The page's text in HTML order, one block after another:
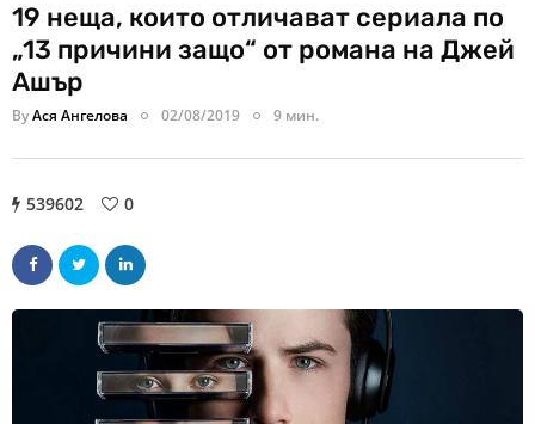
19 неща, които отличават сериала по
„13 причини защо“ от романа на Джей
Ашър
ByАся Ангелова 02/08/2019 9 мин.
539602 0